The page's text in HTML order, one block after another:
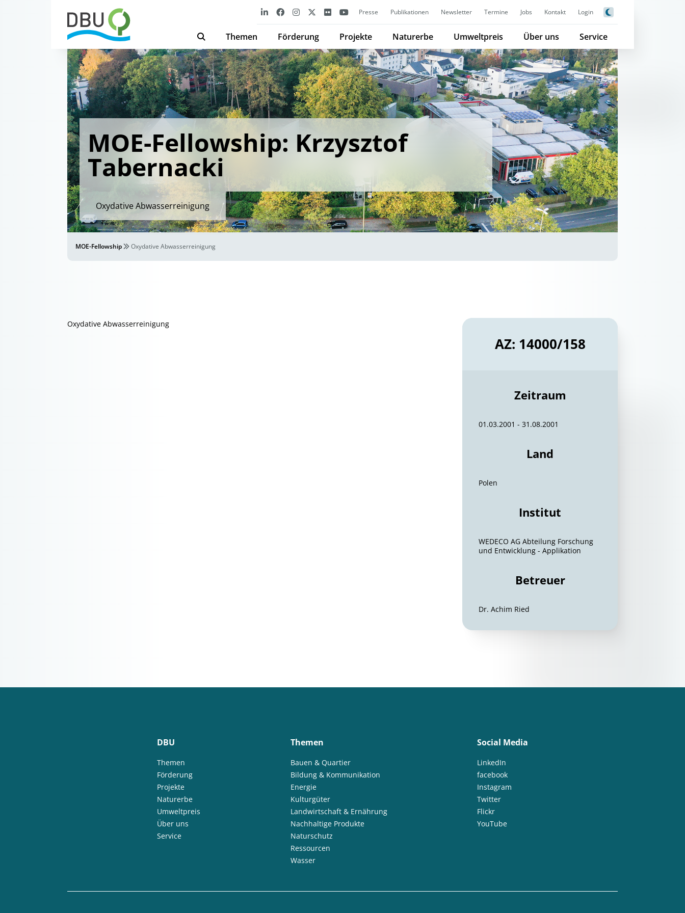
Presse Publikationen Newsletter Termine Jobs Kontakt Login
Themen Förderung Projekte Naturerbe Umweltpreis Über uns Service
MOE-Fellowship: Krzysztof
Tabernacki
Oxydative Abwasserreinigung
MOE-Fellowship Oxydative Abwasserreinigung
Oxydative Abwasserreinigung
AZ: 14000/158
Zeitraum
01.03.2001 - 31.08.2001
Land
Polen
Institut
WEDECO AG Abteilung Forschung
und Entwicklung - Applikation
Betreuer
Dr. Achim Ried
DBU
Themen
Förderung
Projekte
Naturerbe
Umweltpreis
Über uns
Service
Themen
Bauen & Quartier
Bildung & Kommunikation
Energie
Kulturgüter
Landwirtschaft & Ernährung
Nachhaltige Produkte
Naturschutz
Ressourcen
Wasser
Social Media
LinkedIn
facebook
Instagram
Twitter
Flickr
YouTube